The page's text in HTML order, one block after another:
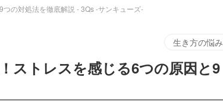
の対処法を徹底解説 - 3Qs -サンキューズ-
生き方の悩み
ストレスを感じる6つの原因と9